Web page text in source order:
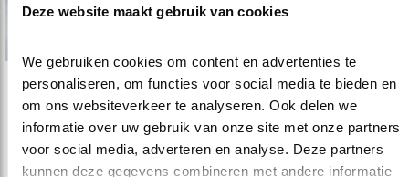
Deze website maakt gebruik van cookies
We gebruiken cookies om content en advertenties te
personaliseren, om functies voor social media te bieden en
om ons websiteverkeer te analyseren. Ook delen we
informatie over uw gebruik van onze site met onze partners
voor social media, adverteren en analyse. Deze partners
kunnen deze gegevens combineren met andere informatie
Gouden Lepelaar voor Liesbeth Portheine
20.11.20Dankzij haar is de populatie lammergieren in